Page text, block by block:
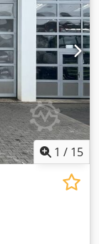
1 / 15